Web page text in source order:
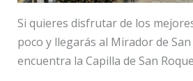
Si quieres disfrutar de los
poco y llegarás al Mirador de
encuentra la Capilla de San